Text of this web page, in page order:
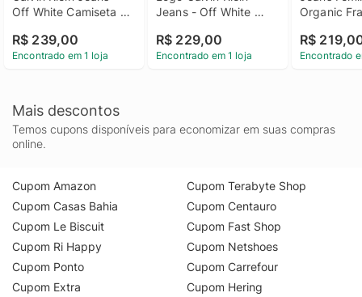
Off White Camiseta
Klein Jeans Off White
p
R$ 239,00
Encontrado em 1 loja
Jeans - Off White
Logo Calvin Klein
Jeans Off White Pp
R$ 229,00
Encontrado em 1 loja
Organic
Calvin
Feminino
R$
Encontrado
Mais descontos
Temos cupons disponíveis para economizar em suas compras
online.
Cupom Amazon
Cupom Casas Bahia
Cupom Le Biscuit
Cupom Ri Happy
Cupom Ponto
Cupom Extra
Cupom Terabyte Shop
Cupom Centauro
Cupom Fast Shop
Cupom Netshoes
Cupom Carrefour
Cupom Hering